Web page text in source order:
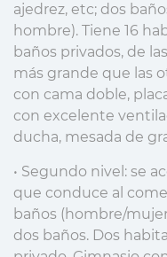
ajedrez, etc; dos
hombre). Tiene 16
baños privados, de
más grande que las
con cama doble,
con excelente
ducha, mesada de
• Segundo nivel: se
que conduce al
baños (hombre/
dos baños. Dos